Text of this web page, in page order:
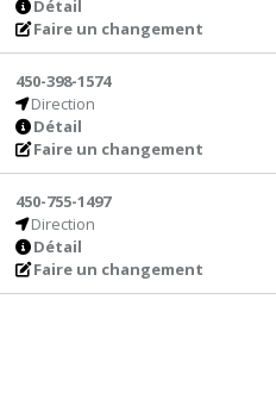
Détail
Faire un changement
450-398-1574
Direction
Détail
Faire un changement
450-755-1497
Direction
Détail
Faire un changement